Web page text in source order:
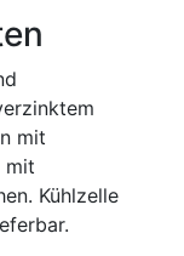
mit
mit
Kühlzelle